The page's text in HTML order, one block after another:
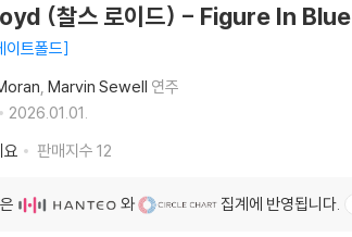
(찰스 로이드) - Figure In Blue
이트폴드
Marvin Sewell 연주
2026.01.01.
요
판매지수 12
와 집계에 반영됩니다.